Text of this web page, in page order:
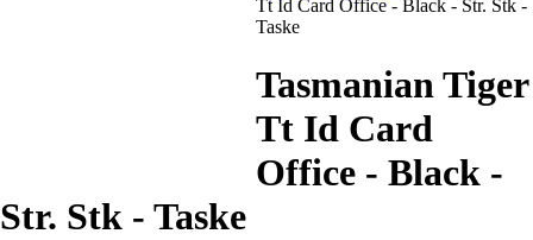
Tt Id Card Office - Black - Str. Stk -
Taske
Tasmanian Tiger
Tt Id Card
Office - Black -
Str. Stk - Taske